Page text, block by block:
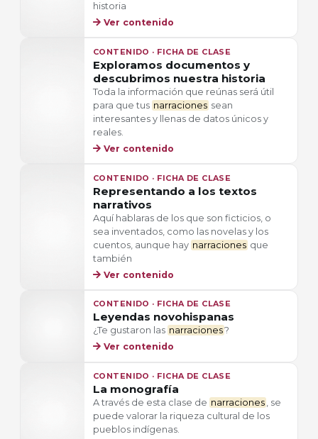
historia
Ver contenido
CONTENIDO · FICHA DE CLASE
Exploramos documentos y
descubrimos nuestra historia
Toda la información que reúnas será útil
para que tus narraciones sean
interesantes y llenas de datos únicos y
reales.
Ver contenido
CONTENIDO · FICHA DE CLASE
Representando a los textos
narrativos
Aquí hablaras de los que son ficticios, o
sea inventados, como las novelas y los
cuentos, aunque hay narraciones que
también
Ver contenido
CONTENIDO · FICHA DE CLASE
Leyendas novohispanas
¿Te gustaron las narraciones?
Ver contenido
CONTENIDO · FICHA DE CLASE
La monografía
A través de esta clase de narraciones , se
puede valorar la riqueza cultural de los
pueblos indígenas.